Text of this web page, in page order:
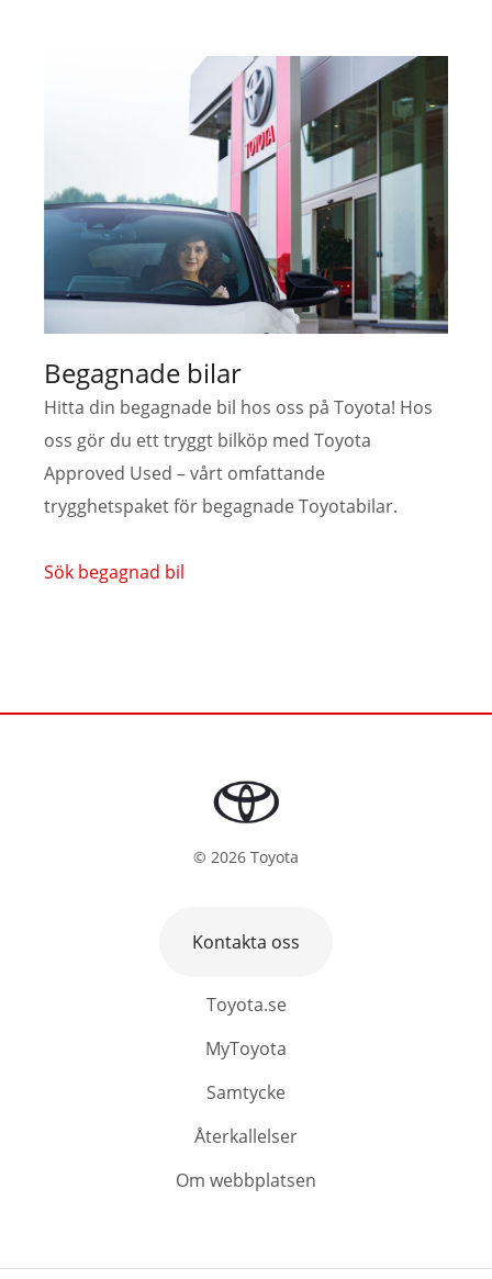
Begagnade bilar
Hitta din begagnade bil hos oss på Toyota! Hos
oss gör du ett tryggt bilköp med Toyota
Approved Used – vårt omfattande
trygghetspaket för begagnade Toyotabilar.
Sök begagnad bil
© 2026 Toyota
Toyota.se
MyToyota
Samtycke
Återkallelser
Om webbplatsen
Kontakta oss